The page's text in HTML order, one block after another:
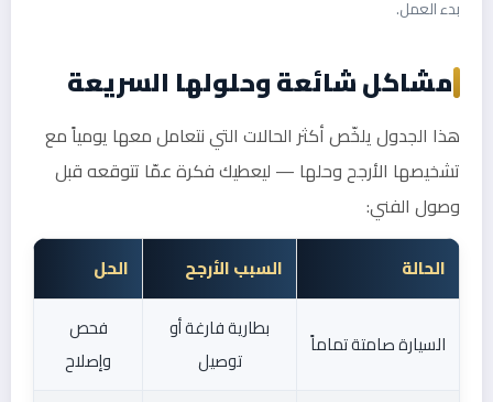
بدء العمل.
مشاكل شائعة وحلولها السريعة
هذا الجدول يلخّص أكثر الحالات التي نتعامل معها يومياً مع
تشخيصها الأرجح وحلها — ليعطيك فكرة عمّا تتوقعه قبل
وصول الفني:
الحالة السبب الأرجح الحل
السيارة صامتة تماماً
بطارية فارغة أو
توصيل
فحص
وإصلاح